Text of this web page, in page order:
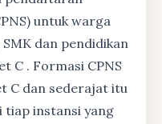
untuk warga
SMK dan pendidikan
C . Formasi CPNS
C dan sederajat itu
tiap instansi yang